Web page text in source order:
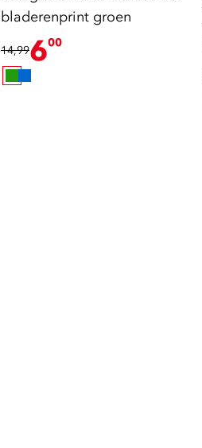
bladerenprint groen
14,99600